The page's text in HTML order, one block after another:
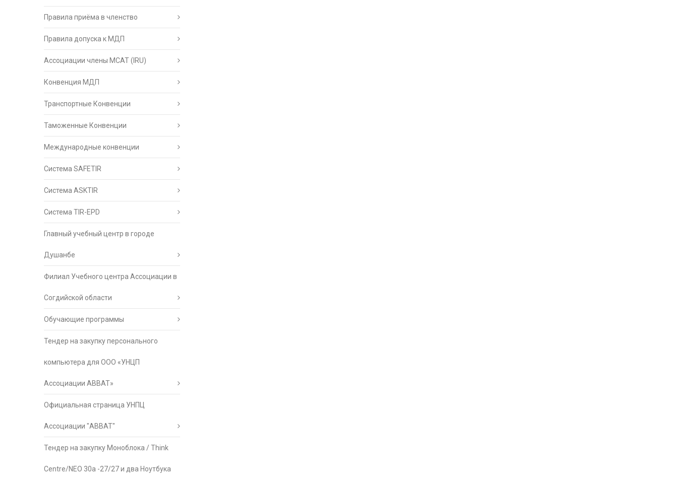
Правила приёма в членство
Правила допуска к МДП
Ассоциации члены МСАТ (IRU)
Конвенция МДП
Транспортные Конвенции
Таможенные Конвенции
Международные конвенции
Система SAFETIR
Система ASKTIR
Система TIR-EPD
Главный учебный центр в городе
Душанбе
Филиал Учебного центра Ассоциации в
Согдийской области
Обучающие программы
Тендер на закупку персонального
компьютера для ООО «УНЦП
Ассоциации АВВАТ»
Официальная страница УНПЦ
Ассоциации "АВВАТ"
Тендер на закупку Моноблока / Think
Centre/NEO 30a -27/27 и два Ноутбука